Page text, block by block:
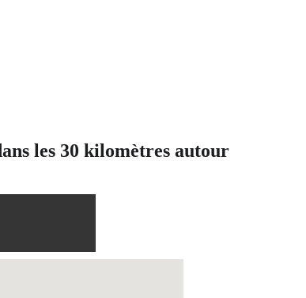
les 30 kilomètres autour